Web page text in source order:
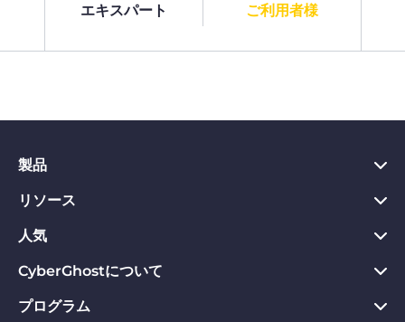
エキスパート ご利用者様
製品
PC向けVPN
Chrome向けVPN
Mac向けVPN
Android向けVPN
リソース
プライバシーハブ
プライバシーツール
返金保証
人気
今すぐダウンロード
Webサイトのブロックを解除
CyberGhostについて
CyberGhostについて
プログラム